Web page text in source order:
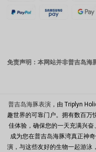
新
马
港币
新
免责声明：本网站并非普吉岛
普吉岛海豚表演，由 Triplyn
趣世界的可靠门户。拥有数百万
佳体验，确保您的一天充满兴
成为您在普吉岛海豚湾真正神
演，与这些友好的生物一起游泳